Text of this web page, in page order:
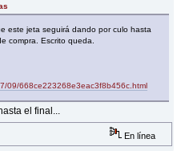
este jeta seguirá dando por culo hasta
compra. Escrito queda.
09/668ce223268e3eac3f8b456c.html
el final...
En línea